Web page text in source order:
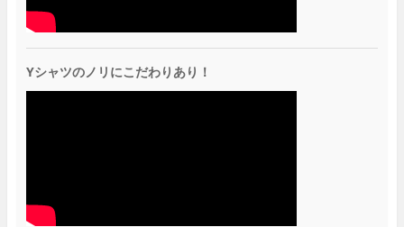
Yシャツのノリにこだわりあり！